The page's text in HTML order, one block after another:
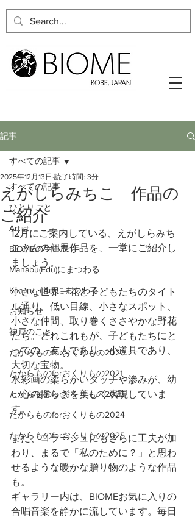
記事
すべての記事
ひとりごと
Artist
BIOMEの生い立ち
Manabu(Edu)にまつわる
Kanjiru（Art)にまつわる
お知らせ
神戸のこと
たからものforおくりもの2020
たからものforおくりもの2021
たからものforおくりもの2022
たからものforおくりもの2024
たからものforおくりもの2025
すべての記事
えがしらみちこ 作品の
ご紹介
2025年12月13日 読了時間: 3分
12月にご案内している、えがしらみち
こさんの個展作品を、一堂にご紹介し
ましょう。
小さな世界ー花と子どもたちのタイト
ル通り、低い目線、小さなスポット、
小さな仲間、取り巻くささやかな野花
たち。どれこれもが、子どもたちにと
っての、友人であり、小道具であり、
大切な宝物。
水彩画の柔らかいタッチや滲みが、幼
い心の揺らぎを美しく表現していま
す。
また、コラージュにもさらに工夫が加
わり、まるで「私のために？」と思わ
せるような暖かな贈り物のような作品
も。
ギャラリー内は、BIOMEお気に入りの
合唱音楽を静かに流しています。毎日